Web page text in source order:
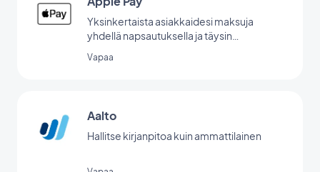
Yksinkertaista asiakkaidesi maksuja
yhdellä napsautuksella ja täysin
Vapaa
Aalto
Hallitse kirjanpitoa kuin ammattilainen